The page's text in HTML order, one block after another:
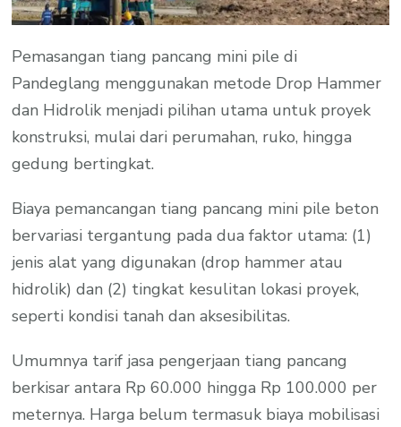
Pemasangan tiang pancang mini pile di
Pandeglang menggunakan metode Drop Hammer
dan Hidrolik menjadi pilihan utama untuk proyek
konstruksi, mulai dari perumahan, ruko, hingga
gedung bertingkat.
Biaya pemancangan tiang pancang mini pile beton
bervariasi tergantung pada dua faktor utama: (1)
jenis alat yang digunakan (drop hammer atau
hidrolik) dan (2) tingkat kesulitan lokasi proyek,
seperti kondisi tanah dan aksesibilitas.
Umumnya tarif jasa pengerjaan tiang pancang
berkisar antara Rp 60.000 hingga Rp 100.000 per
meternya. Harga belum termasuk biaya mobilisasi